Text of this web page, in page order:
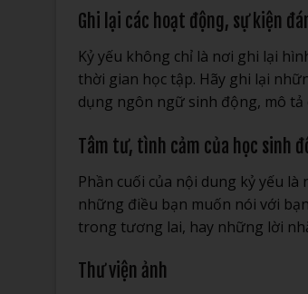
Ghi lại các hoạt động, sự kiện
Kỷ yếu không chỉ là nơi ghi lại
thời gian học tập. Hãy ghi lại
dụng ngôn ngữ sinh động, mô tả
Tâm tư, tình cảm của học sinh
Phần cuối của nội dung kỷ yếu
những điều bạn muốn nói với
trong tương lai, hay những lời
Thư viện ảnh